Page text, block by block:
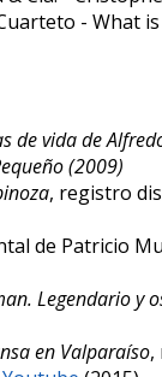
- What
de vida de
(2009)
, registro
de Patricio
Legendario y
en Valparaíso,